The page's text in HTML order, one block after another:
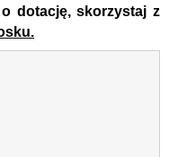
dotację, skorzystaj z